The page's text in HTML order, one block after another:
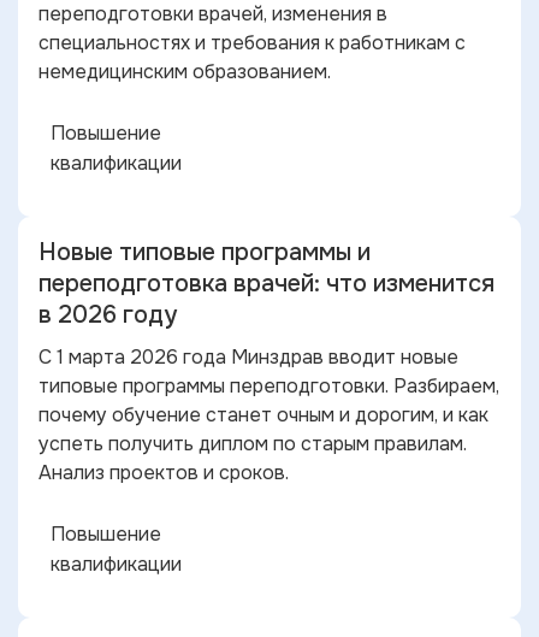
переподготовки врачей, изменения в
специальностях и требования к работникам с
немедицинским образованием.
Повышение
квалификации
Новые типовые программы и
переподготовка врачей: что изменится
в 2026 году
С 1 марта 2026 года Минздрав вводит новые
типовые программы переподготовки. Разбираем,
почему обучение станет очным и дорогим, и как
успеть получить диплом по старым правилам.
Анализ проектов и сроков.
Повышение
квалификации